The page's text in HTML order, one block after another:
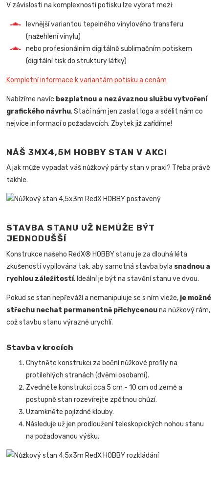
V závislosti na komplexnosti potisku lze vybrat mezi:
levnější variantou tepelného vinylového transferu
(nažehlení vinylu)
nebo profesionálním digitálně sublimačním potiskem
(digitální tisk do struktury látky)
Kompletní informace k variantám potisku a cenám
Nabízíme navíc bezplatnou a nezávaznou službu vytvoření
grafického návrhu. Stačí nám jen zaslat loga a sdělit nám co
nejvíce informací o požadavcích. Zbytek již zařídíme!
NÁŠ 3MX4,5M HOBBY STAN V AKCI
A jak může vypadat váš nůžkový párty stan v praxi? Třeba právě
takhle.
STAVBA STANU UŽ NEMŮŽE BÝT
JEDNODUŠŠÍ
Konstrukce našeho RedX® HOBBY stanu je za dlouhá léta
zkušeností vypilována tak, aby samotná stavba byla snadnou a
rychlou záležitostí. Ideální je být na stavění stanu ve dvou.
Pokud se stan nepřeváží a nemanipuluje se s ním vleže, je možné
střechu nechat permanentně přichycenouna nůžkový rám,
což stavbu stanu výrazně urychlí.
Stavba v krocích
Chytněte konstrukci za boční nůžkové profily na
protilehlých stranách (dvěmi osobami).
Zvedněte konstrukci cca 5 cm - 10 cm od země a
postupně stan rozevírejte zpětnou chůzí.
Uzamkněte pojízdné klouby.
Následuje už jen prodloužení teleskopických nohou stanu
na požadovanou výšku.